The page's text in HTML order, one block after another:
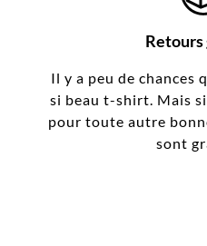
Il y a peu de chances
si beau t-shirt. Mais
pour toute autre
sont